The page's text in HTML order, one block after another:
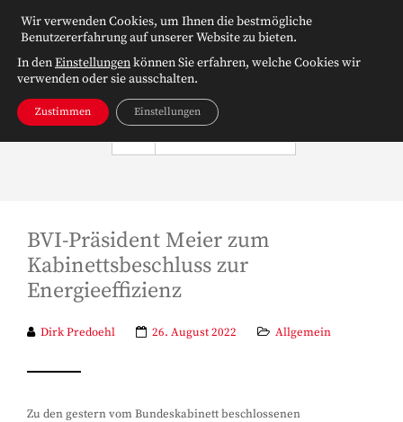
BVI-Präsident Meier zum
Kabinettsbeschluss zur
Energieeffizienz
Dirk Predoehl 26. August 2022 Allgemein
Zu den gestern vom Bundeskabinett beschlossenen
Wir verwenden Cookies, um Ihnen die bestmögliche
Benutzererfahrung auf unserer Website zu bieten.
In denEinstellungenkönnen Sie erfahren, welche Cookies wir
verwenden oder sie ausschalten.
Zustimmen Einstellungen